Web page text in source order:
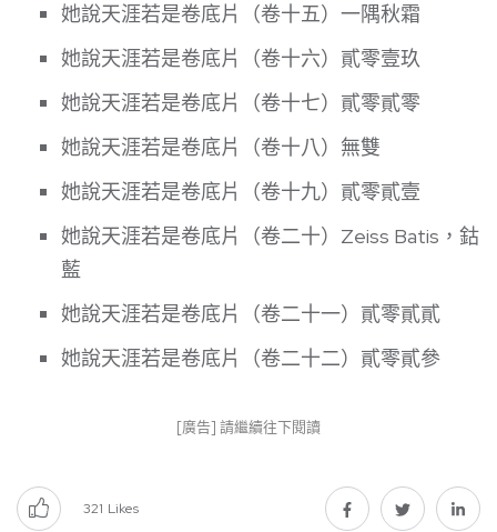
她說天涯若是卷底片（卷十五）一隅秋霜
她說天涯若是卷底片（卷十六）貳零壹玖
她說天涯若是卷底片（卷十七）貳零貳零
她說天涯若是卷底片（卷十八）無雙
她說天涯若是卷底片（卷十九）貳零貳壹
她說天涯若是卷底片（卷二十）Zeiss Batis，鈷
藍
她說天涯若是卷底片（卷二十一）貳零貳貳
她說天涯若是卷底片（卷二十二）貳零貳參
[廣告] 請繼續往下閱讀
321 Likes